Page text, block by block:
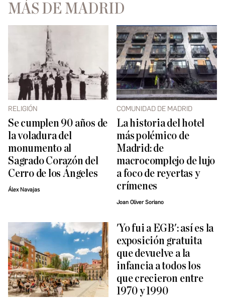
MÁS DE MADRID
RELIGIÓN
Se cumplen 90 años de
la voladura del
monumento al
Sagrado Corazón del
Cerro de los Ángeles
Álex Navajas
COMUNIDAD DE MADRID
La historia del hotel
más polémico de
Madrid: de
macrocomplejo de lujo
a foco de reyertas y
crímenes
Joan Oliver Soriano
'Yo fui a EGB': así es la
exposición gratuita
que devuelve a la
infancia a todos los
que crecieron entre
1970 y 1990